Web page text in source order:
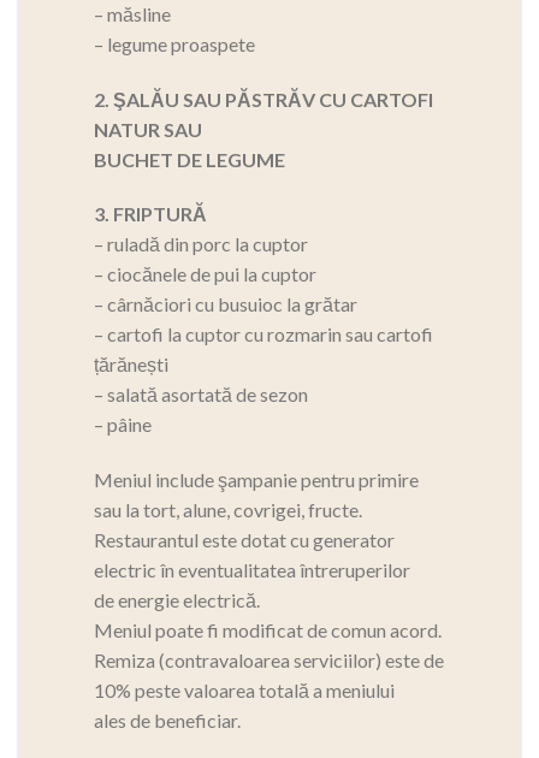
– măsline
– legume proaspete
2. ŞALĂU SAU PĂSTRĂV CU CARTOFI
NATUR SAU
BUCHET DE LEGUME
3. FRIPTURĂ
– ruladă din porc la cuptor
– ciocănele de pui la cuptor
– cârnăciori cu busuioc la grătar
– cartofi la cuptor cu rozmarin sau cartofi
țărănești
– salată asortată de sezon
– pâine
Meniul include şampanie pentru primire
sau la tort, alune, covrigei, fructe.
Restaurantul este dotat cu generator
electric în eventualitatea întreruperilor
de energie electrică.
Meniul poate fi modificat de comun acord.
Remiza (contravaloarea serviciilor) este de
10% peste valoarea totală a meniului
ales de beneficiar.